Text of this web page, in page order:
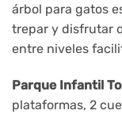
árbol para gatos
trepar y disfrutar
entre niveles
Parque Infantil
plataformas, 2